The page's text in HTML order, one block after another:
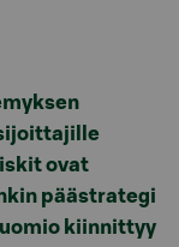
ovat
päästrategi
kiinnittyy